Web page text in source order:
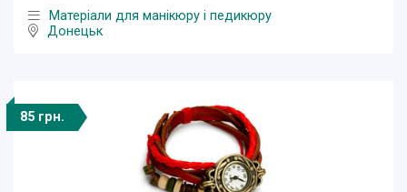
Матеріали для манікюру і педикюру
Донецьк
85 грн.